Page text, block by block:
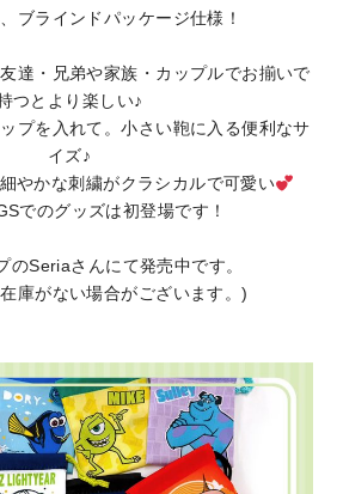
ブラインドパッケージ仕様！
達・兄弟や家族・カップルでお揃いで
つとより楽しい♪
プを入れて。小さい鞄に入る便利なサ
イズ♪
やかな刺繍がクラシカルで可愛い
でのグッズは初登場です！
のSeriaさんにて発売中です。
庫がない場合がございます。)